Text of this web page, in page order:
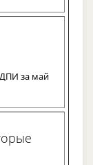
за май